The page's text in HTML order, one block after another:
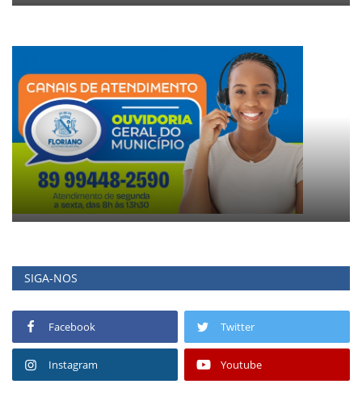
SIGA-NOS
Facebook Twitter
Instagram Youtube